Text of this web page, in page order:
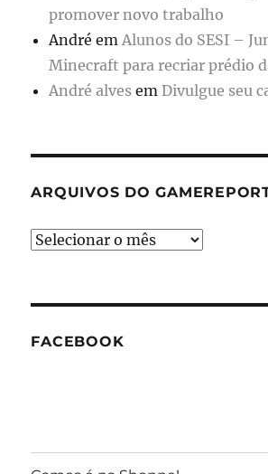
promover novo trabalho
André emAlunos do SESI –
Minecraft para recriar prédio
André alves emDivulgue seu
ARQUIVOS DO
Arquivos
FACEBOOK